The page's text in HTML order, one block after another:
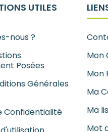
UTILES
nous ?
Posées
Générales
Confidentialité
Mon
Mon
Ma
Ma
Mot